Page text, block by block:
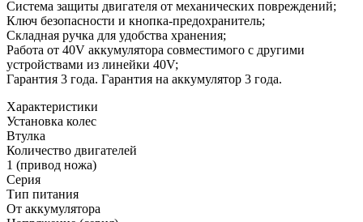
Система защиты двигателя от механических повреждений;
Ключ безопасности и кнопка-предохранитель;
Складная ручка для удобства хранения;
Работа от 40V аккумулятора совместимого с другими
устройствами из линейки 40V;
Гарантия 3 года. Гарантия на аккумулятор 3 года.
Характеристики
Установка колес
Втулка
Количество двигателей
1 (привод ножа)
Серия
Тип питания
От аккумулятора